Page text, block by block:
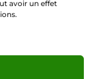
avoir un effet